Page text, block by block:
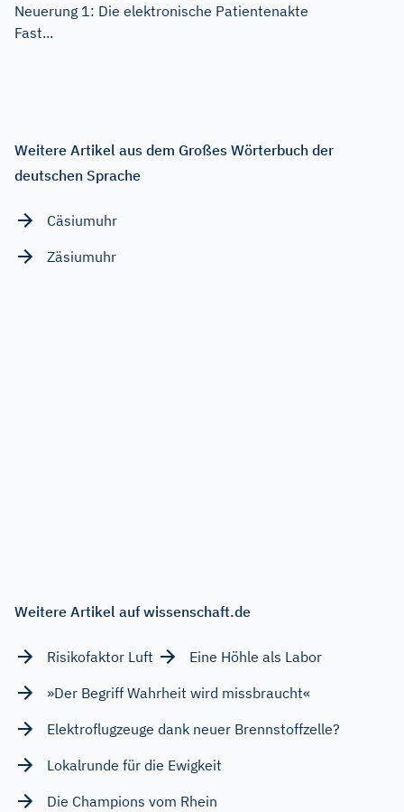
Neuerung 1: Die elektronische Patientenakte
Fast...
Weitere Artikel aus dem Großes Wörterbuch der
deutschen Sprache
Cäsiumuhr
Zäsiumuhr
Weitere Artikel auf wissenschaft.de
Risikofaktor Luft
Eine Höhle als Labor
»Der Begriff Wahrheit wird missbraucht«
Elektroflugzeuge dank neuer Brennstoffzelle?
Lokalrunde für die Ewigkeit
Die Champions vom Rhein